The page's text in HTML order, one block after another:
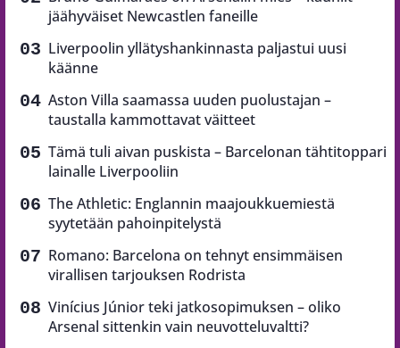
jäähyväiset Newcastlen faneille
Liverpoolin yllätyshankinnasta paljastui uusi
käänne
Aston Villa saamassa uuden puolustajan –
taustalla kammottavat väitteet
Tämä tuli aivan puskista – Barcelonan tähtitoppari
lainalle Liverpooliin
The Athletic: Englannin maajoukkuemiestä
syytetään pahoinpitelystä
Romano: Barcelona on tehnyt ensimmäisen
virallisen tarjouksen Rodrista
Vinícius Júnior teki jatkosopimuksen – oliko
Arsenal sittenkin vain neuvotteluvaltti?